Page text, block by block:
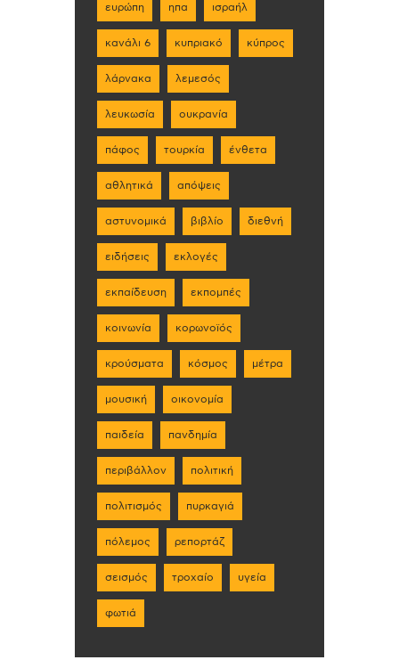
ευρώπη ηπα ισραήλ
κανάλι 6 κυπριακό κύπρος
λάρνακα λεμεσός
λευκωσία ουκρανία
πάφος τουρκία ένθετα
αθλητικά απόψεις
αστυνομικά βιβλίο διεθνή
ειδήσεις εκλογές
εκπαίδευση εκπομπές
κοινωνία κορωνοϊός
κρούσματα κόσμος μέτρα
μουσική οικονομία
παιδεία πανδημία
περιβάλλον πολιτική
πολιτισμός πυρκαγιά
πόλεμος ρεπορτάζ
σεισμός τροχαίο υγεία
φωτιά